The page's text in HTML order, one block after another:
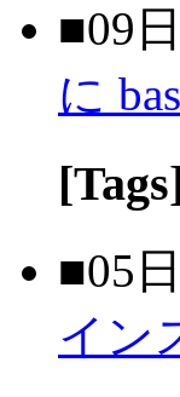
■09日
に
■05日
イン